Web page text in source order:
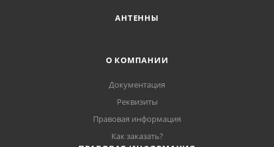
АНТЕННЫ
О КОМПАНИИ
Документация
Реквизиты
Правовая информация
Как заказать?